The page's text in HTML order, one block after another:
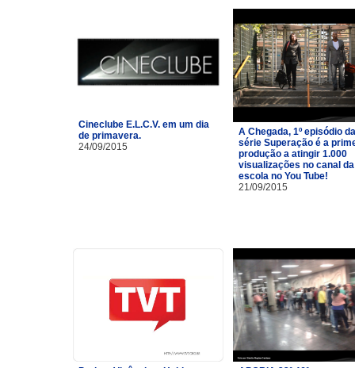
Cineclube E.L.C.V. em um dia
de primavera.
24/09/2015
A Chegada, 1º episódio
série Superação é a
produção a atingir 1.000
visualizações no canal da
escola no You Tube!
21/09/2015